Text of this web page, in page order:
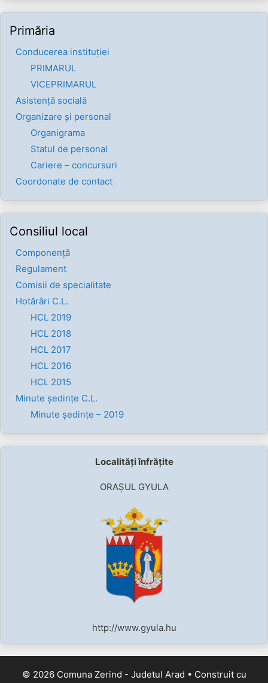
Primăria
Conducerea instituției
PRIMARUL
VICEPRIMARUL
Asistență socială
Organizare și personal
Organigrama
Statul de personal
Cariere – concursuri
Coordonate de contact
Consiliul local
Componenţă
Regulament
Comisii de specialitate
Hotărâri C.L.
HCL 2019
HCL 2018
HCL 2017
HCL 2016
HCL 2015
Minute ședințe C.L.
Minute ședințe – 2019
Localități înfrățite
ORAȘUL GYULA
http://www.gyula.hu
© 2026 Comuna Zerind - Judetul Arad • Construit cu